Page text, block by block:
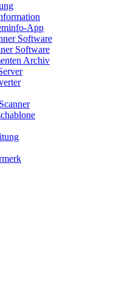
App
Software
Software
Archiv